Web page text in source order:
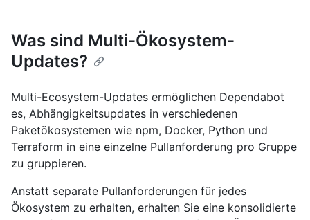
Was sind Multi-Ökosystem-
Updates?
Multi-Ecosystem-Updates ermöglichen Dependabot
es, Abhängigkeitsupdates in verschiedenen
Paketökosystemen wie npm, Docker, Python und
Terraform in eine einzelne Pullanforderung pro Gruppe
zu gruppieren.
Anstatt separate Pullanforderungen für jedes
Ökosystem zu erhalten, erhalten Sie eine konsolidierte